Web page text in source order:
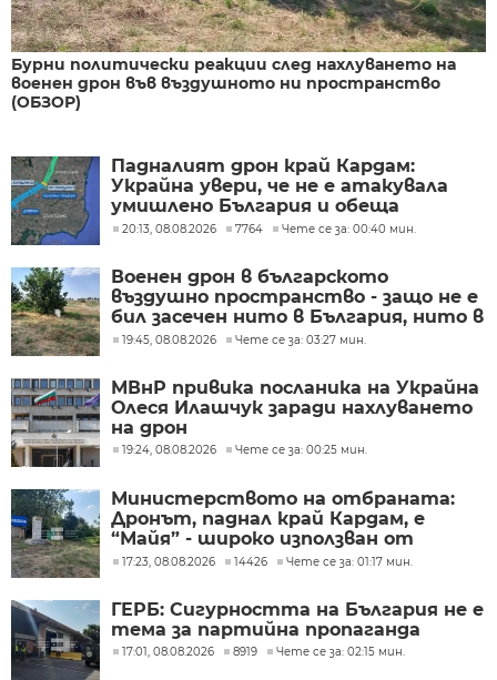
Бурни политически реакции след нахлуването на
военен дрон във въздушното ни пространство
(ОБЗОР)
Падналият дрон край Кардам:
Украйна увери, че не е атакувала
умишлено България и обеща
разследване
20:13, 08.08.2026 7764 Чете се за: 00:40 мин.
Военен дрон в българското
въздушно пространство - защо не е
бил засечен нито в България, нито в
Румъния?
19:45, 08.08.2026 Чете се за: 03:27 мин.
МВнР привика посланика на Украйна
Олеся Илашчук заради нахлуването
на дрон
19:24, 08.08.2026 Чете се за: 00:25 мин.
Министерството на отбраната:
Дронът, паднал край Кардам, е
“Майя” - широко използван от
украинската армия
17:23, 08.08.2026 14426 Чете се за: 01:17 мин.
ГЕРБ: Сигурността на България не е
тема за партийна пропаганда
17:01, 08.08.2026 8919 Чете се за: 02:15 мин.